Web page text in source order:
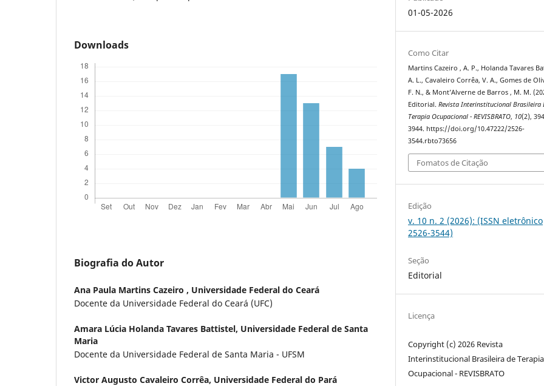
Downloads
Biografia do Autor
Ana Paula Martins Cazeiro , Universidade Federal do Ceará
Docente da Universidade Federal do Ceará (UFC)
Amara Lúcia Holanda Tavares Battistel, Universidade Federal de Santa
Maria
Docente da Universidade Federal de Santa Maria - UFSM
Victor Augusto Cavaleiro Corrêa, Universidade Federal do Pará
01-05-2026
Como Citar
Martins Cazeiro , A. P., Holanda Tavares
A. L., Cavaleiro Corrêa, V. A., Gomes de
F. N., & Mont’Alverne de Barros , M. M.
Editorial.Revista Interinstitucional Brasileira
Terapia Ocupacional - REVISBRATO, 10(2),
3944. https://doi.org/10.47222/2526-
3544.rbto73656
Fomatos de Citação
Edição
v. 10 n. 2 (2026): (ISSN eletrônico
2526-3544)
Seção
Editorial
Licença
Copyright (c) 2026 Revista
Interinstitucional Brasileira de Terapia
Ocupacional - REVISBRATO